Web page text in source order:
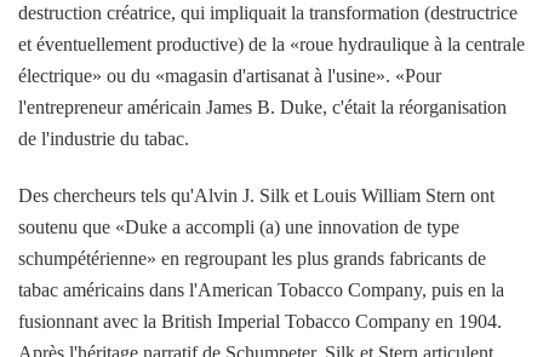
destruction créatrice, qui impliquait la transformation (destructrice
et éventuellement productive) de la «roue hydraulique à la centrale
électrique» ou du «magasin d'artisanat à l'usine». «Pour
l'entrepreneur américain James B. Duke, c'était la réorganisation
de l'industrie du tabac.
Des chercheurs tels qu'Alvin J. Silk et Louis William Stern ont
soutenu que «Duke a accompli (a) une innovation de type
schumpétérienne» en regroupant les plus grands fabricants de
tabac américains dans l'American Tobacco Company, puis en la
fusionnant avec la British Imperial Tobacco Company en 1904.